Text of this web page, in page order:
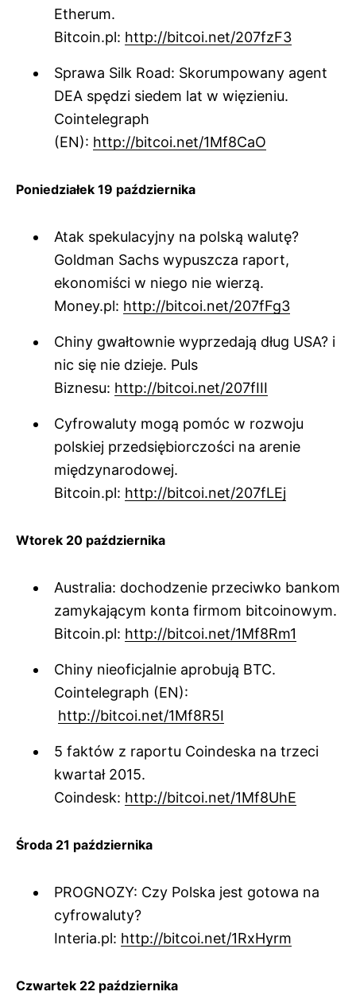
Etherum.
Bitcoin.pl: http://bitcoi.net/207fzF3
Sprawa Silk Road: Skorumpowany agent
DEA spędzi siedem lat w więzieniu.
Cointelegraph
(EN): http://bitcoi.net/1Mf8CaO
Poniedziałek 19 października
Atak spekulacyjny na polską walutę?
Goldman Sachs wypuszcza raport,
ekonomiści w niego nie wierzą.
Money.pl: http://bitcoi.net/207fFg3
Chiny gwałtownie wyprzedają dług USA? i
nic się nie dzieje. Puls
Biznesu: http://bitcoi.net/207fIII
Cyfrowaluty mogą pomóc w rozwoju
polskiej przedsiębiorczości na arenie
międzynarodowej.
Bitcoin.pl: http://bitcoi.net/207fLEj
Wtorek 20 października
Australia: dochodzenie przeciwko bankom
zamykającym konta firmom bitcoinowym.
Bitcoin.pl: http://bitcoi.net/1Mf8Rm1
Chiny nieoficjalnie aprobują BTC.
Cointelegraph (EN):
http://bitcoi.net/1Mf8R5I
5 faktów z raportu Coindeska na trzeci
kwartał 2015.
Coindesk: http://bitcoi.net/1Mf8UhE
Środa 21 października
PROGNOZY: Czy Polska jest gotowa na
cyfrowaluty?
Interia.pl: http://bitcoi.net/1RxHyrm
Czwartek 22 października